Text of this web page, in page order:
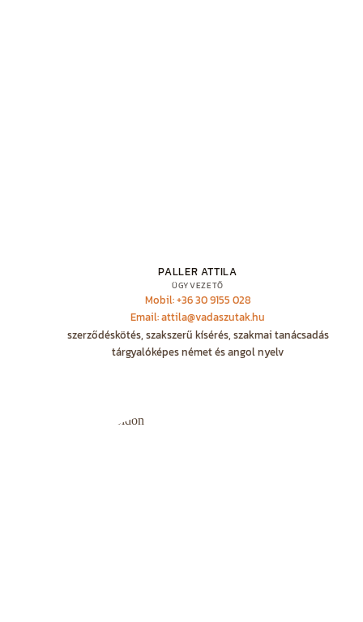
PALLER ATTILA
ÜGYVEZETŐ
Mobil: +36 30 9155 028
Email: attila@vadaszutak.hu
szerződéskötés, szakszerű kísérés, szakmai tanácsadás
tárgyalóképes német és angol nyelv